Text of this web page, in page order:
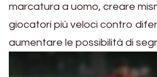
marcatura a uomo, creare
giocatori più veloci contro
aumentare le possibilità di